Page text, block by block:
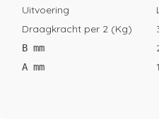
Uitvoering
Draagkracht per 2 (Kg)
B mm
A mm